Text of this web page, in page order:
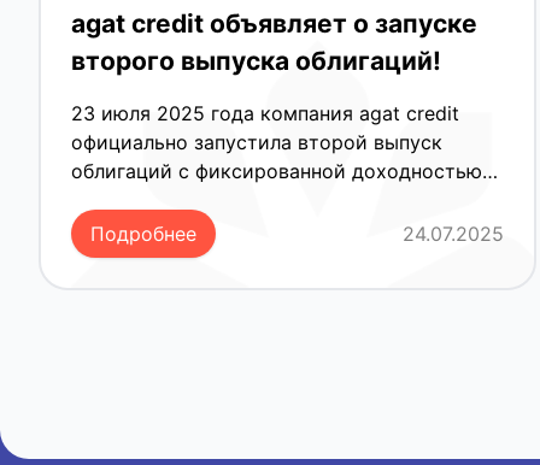
agat credit объявляет о запуске
второго выпуска облигаций!
23 июля 2025 года компания agat credit
официально запустила второй выпуск
облигаций с фиксированной доходностью
Национальным агентством перспективных
проектов Республики Узбекистан и
Наблюдательным советом ООО МФО “agat
направлен на создание долгосрочных,
Подробнее 24.07.2025